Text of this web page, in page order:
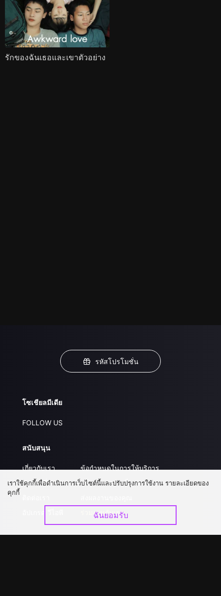
รักของฉันเธอและเขาตัวอย่าง
รหัสโปรโมชั่น
โซเชียลมีเดีย
FOLLOW US
สนับสนุน
เกี่ยวกับเรา
คำถามที่พบบ่อย
ข้อกำหนดในการให้บริการ
นโยบายความเป็นส่วนตัว
ร่วมงานกับเรา
เราใช้คุกกี้เพื่อดำเนินการเว็บไซต์นี้และปรับปรุงการใช้งาน รายละเอียดของ
คุกกี้
ฉันยอมรับ